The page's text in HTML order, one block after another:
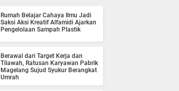
Rumah Belajar Cahaya Ilmu Jadi
Saksi Aksi Kreatif Alfamidi Ajarkan
Pengelolaan Sampah Plastik
Berawal dari Target Kerja dan
Tilawah, Ratusan Karyawan Pabrik
Magelang Sujud Syukur Berangkat
Umrah